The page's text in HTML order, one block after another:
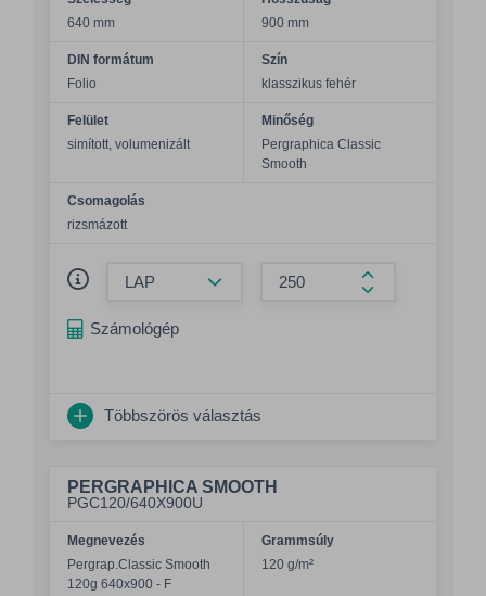
640 mm
900 mm
DIN formátum
Folio
Szín
klasszikus fehér
Felület
simított, volumenizált
Minőség
Pergraphica Classic
Smooth
Csomagolás
rizsmázott
Összeg
Számológép
Többszörös választás
PERGRAPHICA SMOOTH
PGC120/640X900U
Megnevezés
Pergrap.Classic Smooth
120g 640x900 - F
Grammsúly
120 g/m²